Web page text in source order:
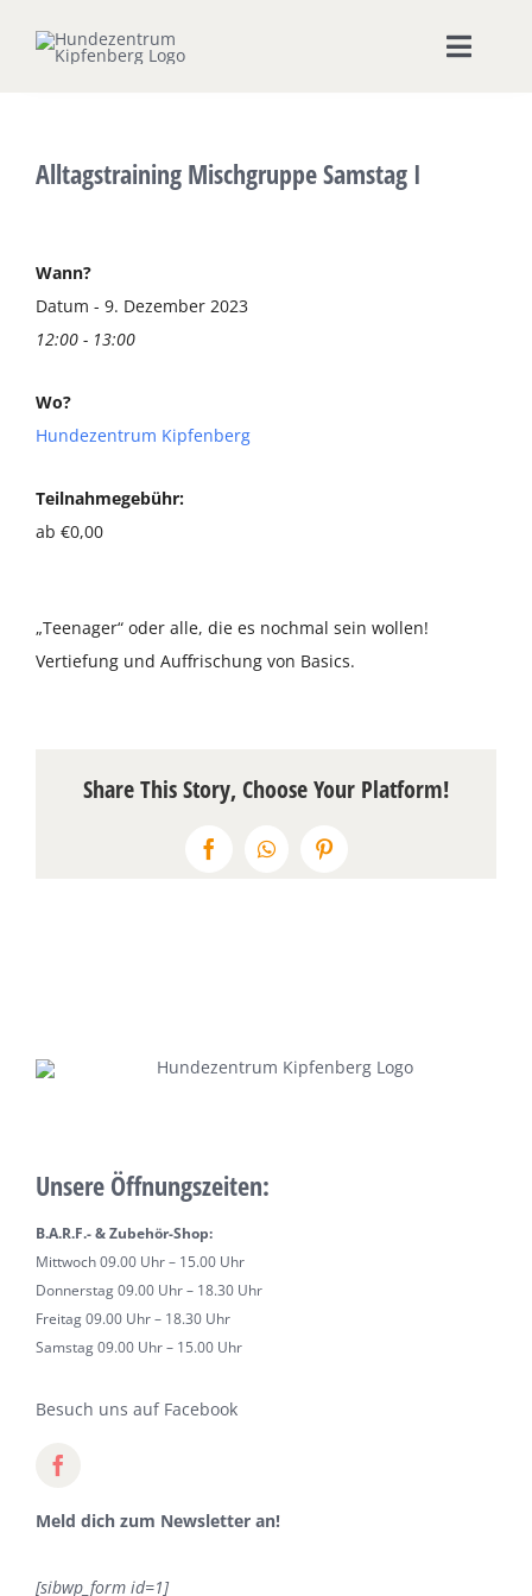
Inhalt
Toggle
Seminare & Workshops
Unsere Shops
Ernährungsberatung
Terminkalender
Öffnungszeiten
Alltagstraining Mischgruppe Samstag I
Wann?
Datum - 9. Dezember 2023
12:00 - 13:00
Wo?
Hundezentrum Kipfenberg
Teilnahmegebühr:
ab €0,00
„Teenager“ oder alle, die es nochmal sein wollen!
Vertiefung und Auffrischung von Basics.
Share This Story, Choose Your Platform!
FacebookWhatsAppPinterest
Unsere Öffnungszeiten:
B.A.R.F.- & Zubehör-Shop:
Mittwoch 09.00 Uhr – 15.00 Uhr
Donnerstag 09.00 Uhr – 18.30 Uhr
Freitag 09.00 Uhr – 18.30 Uhr
Samstag 09.00 Uhr – 15.00 Uhr
Besuch uns auf Facebook
Meld dich zum Newsletter an!
[sibwp_form id=1]